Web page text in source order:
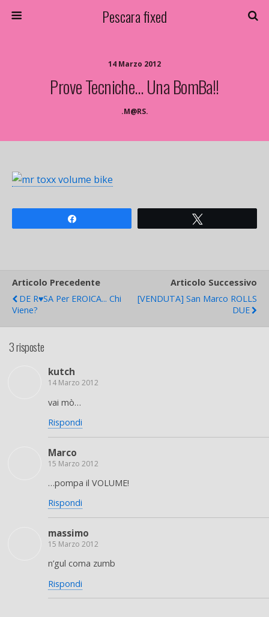
Pescara fixed
14 Marzo 2012
Prove Tecniche… Una BomBa!!
.M@RS.
Articolo Precedente
DE R♥SA Per EROICA... Chi
Viene?
Articolo Successivo
[VENDUTA] San Marco ROLLS
DUE
3 risposte
kutch
14 Marzo 2012
vai mò…
Rispondi
Marco
15 Marzo 2012
…pompa il VOLUME!
Rispondi
massimo
15 Marzo 2012
n’gul coma zumb
Rispondi